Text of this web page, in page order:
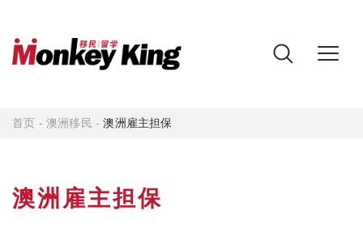
首页 -澳洲移民 -澳洲雇主担保
澳洲雇主担保